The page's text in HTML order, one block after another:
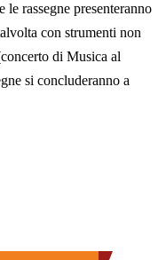
le rassegne presenteranno
con strumenti non
di Musica al
si concluderanno a